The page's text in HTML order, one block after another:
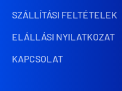
SZÁLLÍTÁSI FELTÉTELEK
ELÁLLÁSI NYILATKOZAT
KAPCSOLAT